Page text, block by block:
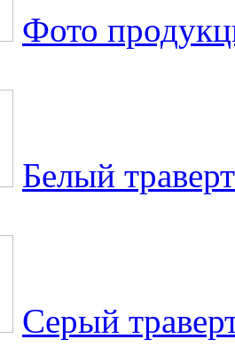
Фото
Белый
Серый